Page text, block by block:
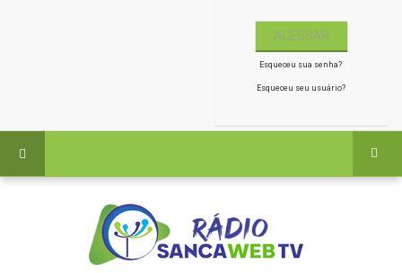
Esqueceu sua senha?
Esqueceu seu usuário?